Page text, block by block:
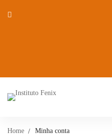
Home Minha conta